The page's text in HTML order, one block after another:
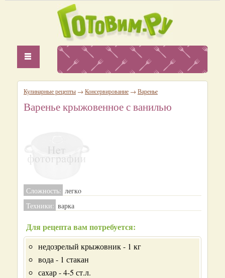
Кулинарные рецепты → Консервирование → Варенье
Варенье крыжовенное с ванилью
Сложность: легкo
Техники: варка
Для рецепта вам потребуется:
недозрелый крыжовник - 1 кг
вода - 1 стакан
сахар - 4-5 ст.л.